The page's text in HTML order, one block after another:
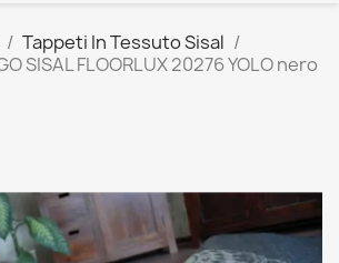
Tappeti In Tessuto Sisal
SISAL FLOORLUX 20276 YOLO nero